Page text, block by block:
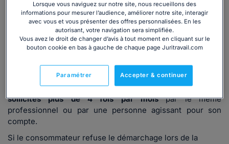
consommateurs estlimité en semaineet sur desplages
horaires définies.
Les appels sont autorisés uniquement dulundi au
vendredi, de 10 heures à 13 heures et de 14 heures à 20
dimanche, mais aussi les jours fériés (5)
De plus, les consommateurs ne peuventpas être
sollicités plus de 4 fois par moispar le même
professionnel ou par une personne agissant pour son
compte.
Si le consommateur refuse le démarchage lors de la
Lorsque vous naviguez sur notre site, nous recueillons des
informations pour mesurer l’audience, améliorer notre site, interagir
avec vous et vous présenter des offres personnalisées. En les
autorisant, votre navigation sera simplifiée.
Vous avez le droit de changer d’avis à tout moment en cliquant sur le
bouton cookie en bas à gauche de chaque page Juritravail.com
Accepter & continuer
Paramétrer